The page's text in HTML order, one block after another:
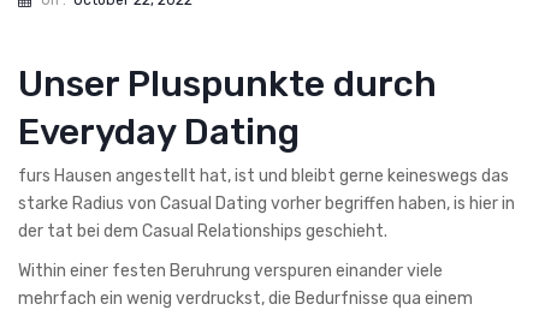
Unser Pluspunkte durch
Everyday Dating
furs Hausen angestellt hat, ist und bleibt gerne keineswegs das
starke Radius von Casual Dating vorher begriffen haben, is hier in
der tat bei dem Casual Relationships geschieht.
Within einer festen Beruhrung verspuren einander viele
mehrfach ein wenig verdruckst, die Bedurfnisse qua einem